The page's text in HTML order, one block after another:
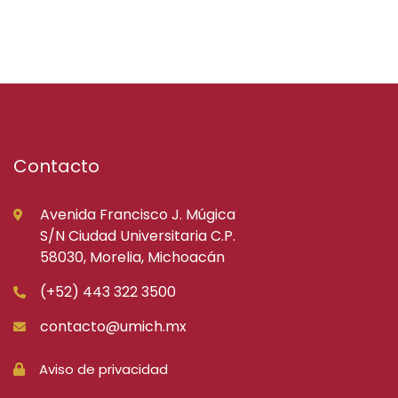
Contacto
Avenida Francisco J. Múgica
S/N Ciudad Universitaria C.P.
58030, Morelia, Michoacán
(+52) 443 322 3500
contacto@umich.mx
Aviso de privacidad